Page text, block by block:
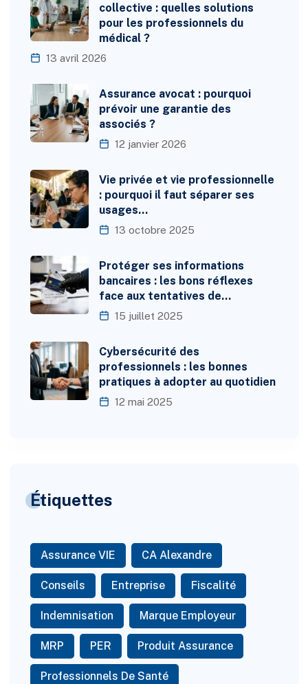
collective : quelles solutions
pour les professionnels du
médical ?
13 avril 2026
Assurance avocat : pourquoi
prévoir une garantie des
associés ?
12 janvier 2026
Vie privée et vie professionnelle
: pourquoi il faut séparer ses
usages…
13 octobre 2025
Protéger ses informations
bancaires : les bons réflexes
face aux tentatives de…
15 juillet 2025
Cybersécurité des
professionnels : les bonnes
pratiques à adopter au quotidien
12 mai 2025
Étiquettes
Assurance VIE CA Alexandre
Conseils Entreprise Fiscalité
Indemnisation Marque Employeur
MRP PER Produit Assurance
Professionnels De Santé